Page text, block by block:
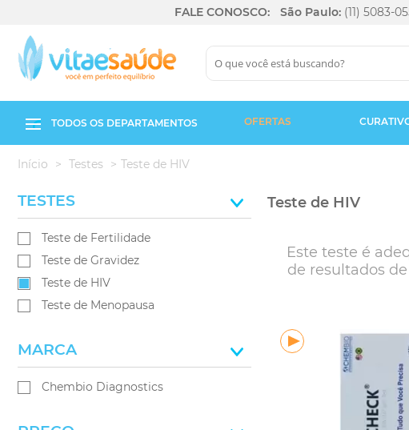
FALE CONOSCO: São Paulo: (11) 5083-
TODOS OS DEPARTAMENTOS OFERTAS
Início Testes Teste de HIV
TESTES
Teste de Fertilidade
Teste de Gravidez
Teste de HIV
Teste de Menopausa
MARCA
Chembio Diagnostics
Teste de HIV
Este teste é
de resultados